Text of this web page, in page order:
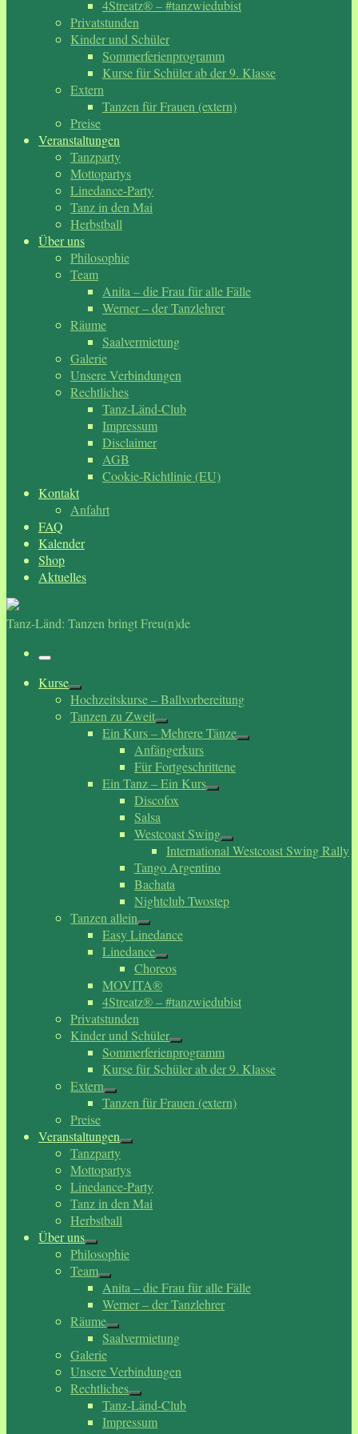
4Streatz® – #tanzwiedubist
Privatstunden
Kinder und Schüler
Sommerferienprogramm
Kurse für Schüler ab der 9. Klasse
Extern
Tanzen für Frauen (extern)
Preise
Veranstaltungen
Tanzparty
Mottopartys
Linedance-Party
Tanz in den Mai
Herbstball
Über uns
Philosophie
Team
Anita – die Frau für alle Fälle
Werner – der Tanzlehrer
Räume
Saalvermietung
Galerie
Unsere Verbindungen
Rechtliches
Tanz-Länd-Club
Impressum
Disclaimer
AGB
Cookie-Richtlinie (EU)
Kontakt
Anfahrt
FAQ
Kalender
Shop
Aktuelles
Tanz-Länd: Tanzen bringt Freu(n)de
Menü
Kurse
Hochzeitskurse – Ballvorbereitung
Tanzen zu Zweit
Ein Kurs – Mehrere Tänze
Anfängerkurs
Für Fortgeschrittene
Ein Tanz – Ein Kurs
Discofox
Salsa
Westcoast Swing
International Westcoast Swing Rally
Tango Argentino
Bachata
Nightclub Twostep
Tanzen allein
Easy Linedance
Linedance
Choreos
MOVITA®
4Streatz® – #tanzwiedubist
Privatstunden
Kinder und Schüler
Sommerferienprogramm
Kurse für Schüler ab der 9. Klasse
Extern
Tanzen für Frauen (extern)
Preise
Veranstaltungen
Tanzparty
Mottopartys
Linedance-Party
Tanz in den Mai
Herbstball
Über uns
Philosophie
Team
Anita – die Frau für alle Fälle
Werner – der Tanzlehrer
Räume
Saalvermietung
Galerie
Unsere Verbindungen
Rechtliches
Tanz-Länd-Club
Impressum